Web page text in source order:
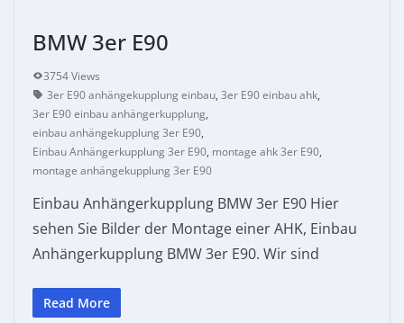
BMW 3er E90
3754 Views
3er E90 anhängekupplung einbau, 3er E90 einbau ahk,
3er E90 einbau anhängerkupplung,
einbau anhängekupplung 3er E90,
Einbau Anhängerkupplung 3er E90, montage ahk 3er E90,
montage anhängekupplung 3er E90
Einbau Anhängerkupplung BMW 3er E90 Hier
sehen Sie Bilder der Montage einer AHK, Einbau
Anhängerkupplung BMW 3er E90. Wir sind
Read More